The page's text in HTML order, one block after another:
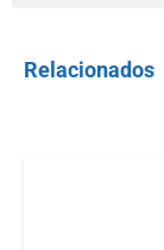
Relacionados